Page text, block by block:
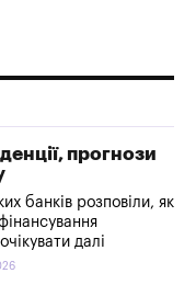
прогнози
банків розповіли, як
далі